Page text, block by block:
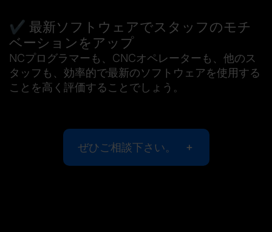
✔️ 最新ソフトウェアでスタッフのモチ
ベーションをアップ
NCプログラマーも、CNCオペレーターも、他のス
タッフも、効率的で最新のソフトウェアを使用する
ことを高く評価することでしょう。
ぜひご相談下さい。